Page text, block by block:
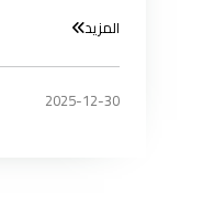
المزيد
2025-12-30